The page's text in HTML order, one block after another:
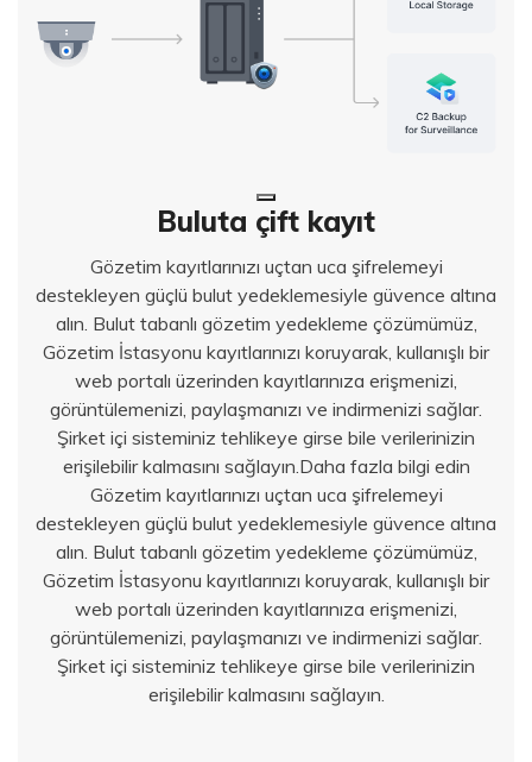
Buluta çift kayıt
Gözetim kayıtlarınızı uçtan uca şifrelemeyi
destekleyen güçlü bulut yedeklemesiyle güvence altına
alın. Bulut tabanlı gözetim yedekleme çözümümüz,
Gözetim İstasyonu kayıtlarınızı koruyarak, kullanışlı bir
web portalı üzerinden kayıtlarınıza erişmenizi,
görüntülemenizi, paylaşmanızı ve indirmenizi sağlar.
Şirket içi sisteminiz tehlikeye girse bile verilerinizin
erişilebilir kalmasını sağlayın.Daha fazla bilgi edin
Gözetim kayıtlarınızı uçtan uca şifrelemeyi
destekleyen güçlü bulut yedeklemesiyle güvence altına
alın. Bulut tabanlı gözetim yedekleme çözümümüz,
Gözetim İstasyonu kayıtlarınızı koruyarak, kullanışlı bir
web portalı üzerinden kayıtlarınıza erişmenizi,
görüntülemenizi, paylaşmanızı ve indirmenizi sağlar.
Şirket içi sisteminiz tehlikeye girse bile verilerinizin
erişilebilir kalmasını sağlayın.